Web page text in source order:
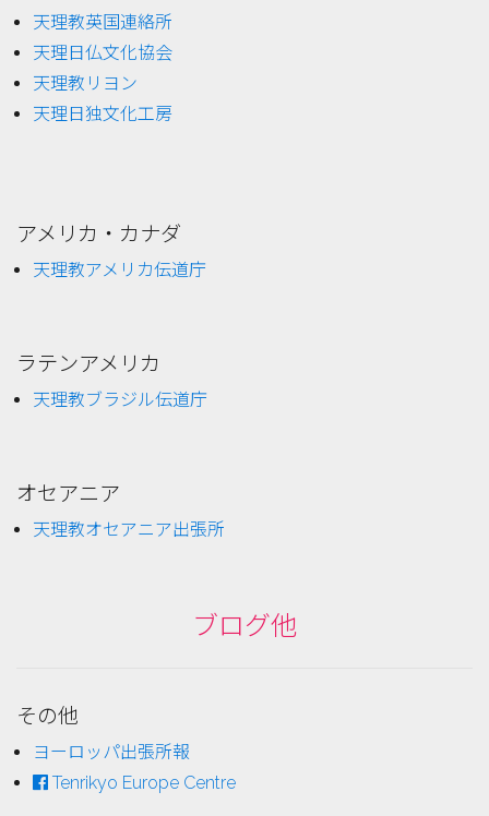
天理教英国連絡所
天理日仏文化協会
天理教リヨン
天理日独文化工房
アメリカ・カナダ
天理教アメリカ伝道庁
ラテンアメリカ
天理教ブラジル伝道庁
オセアニア
天理教オセアニア出張所
ブログ他
その他
ヨーロッパ出張所報
Tenrikyo Europe Centre